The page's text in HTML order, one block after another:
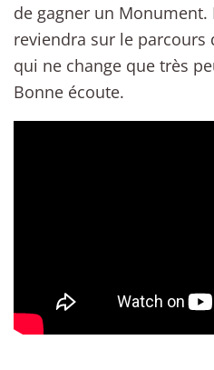
de gagner un Monument.
reviendra sur le parcours
qui ne change que très
Bonne écoute.